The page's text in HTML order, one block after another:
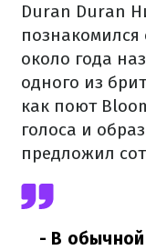
Duran Duran
около года
одного из
как поют
голоса и
предложил
- В обычной